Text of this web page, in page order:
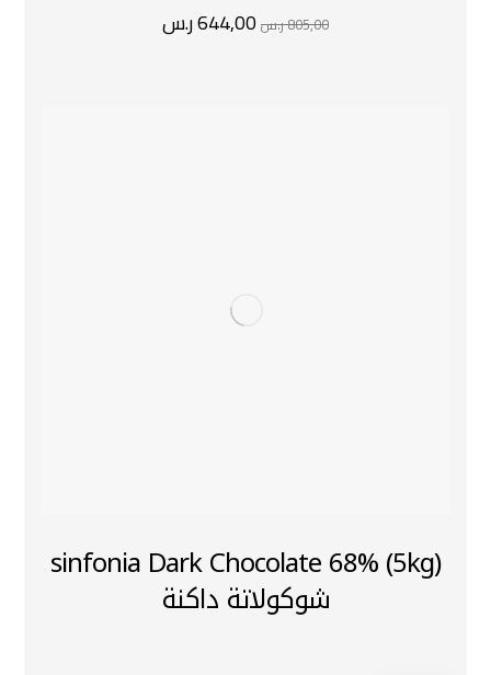
805,00ر.س 644,00ر.س
(5kg) sinfonia Dark Chocolate 68%
شوكولاتة داكنة